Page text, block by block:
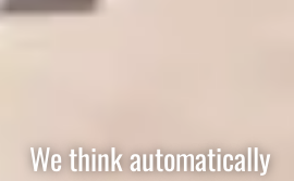
We think automatically